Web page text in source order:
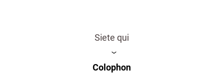
Siete qui
Colophon